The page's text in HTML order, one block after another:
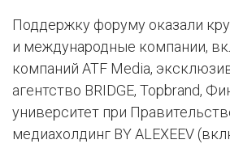
Поддержку форуму оказали
и международные компании,
компаний ATF Media,
агентство BRIDGE, Topbrand,
университет при
медиахолдинг BY ALEXEEV